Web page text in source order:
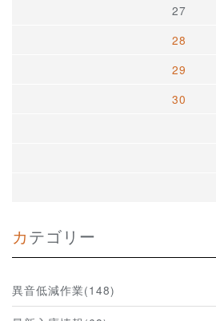
27
28
29
30
カテゴリー
異音低減作業(148)